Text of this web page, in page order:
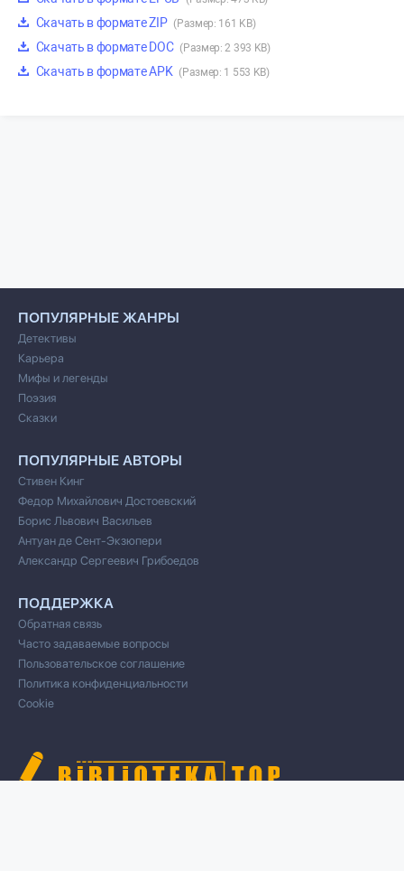
Скачать в формате ZIP (Размер: 161 KB)
Скачать в формате DOC (Размер: 2 393 KB)
Скачать в формате APK (Размер: 1 553 KB)
ПОПУЛЯРНЫЕ ЖАНРЫ
Детективы
Карьера
Мифы и легенды
Поэзия
Сказки
ПОПУЛЯРНЫЕ АВТОРЫ
Стивен Кинг
Федор Михайлович Достоевский
Борис Львович Васильев
Антуан де Сент-Экзюпери
Александр Сергеевич Грибоедов
ПОДДЕРЖКА
Обратная связь
Часто задаваемые вопросы
Пользовательское соглашение
Политика конфиденциальности
Cookie